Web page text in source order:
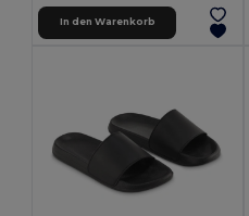
In den Warenkorb